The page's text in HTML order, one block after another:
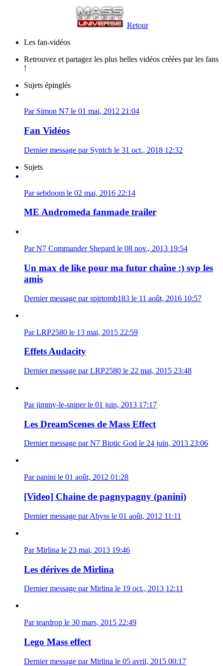
Retour
Les fan-vidéos
Retrouvez et partagez les plus belles vidéos créées par les fans
!
Sujets épinglés
Par Simon N7 le 01 mai, 2012 21:04
Fan Vidéos
Dernier message par Syntch le 31 oct., 2018 12:32
Sujets
Par sebdoom le 02 mai, 2016 22:14
ME Andromeda fanmade trailer
Par N7 Commander Shepard le 08 nov., 2013 19:54
Un max de like pour ma futur chaîne :) svp les
amis
Dernier message par spirtomb183 le 11 août, 2016 10:57
Par LRP2580 le 13 mai, 2015 22:59
Effets Audacity
Dernier message par LRP2580 le 22 mai, 2015 23:48
Par jimmy-le-sniper le 01 juin, 2013 17:17
Les DreamScenes de Mass Effect
Dernier message par N7 Biotic God le 24 juin, 2013 23:06
Par panini le 01 août, 2012 01:28
[Video] Chaine de pagnypagny (panini)
Dernier message par Abyss le 01 août, 2012 11:11
Par Mirlina le 23 mai, 2013 19:46
Les dérives de Mirlina
Dernier message par Mirlina le 19 oct., 2013 12:11
Par teardrop le 30 mars, 2015 22:49
Lego Mass effect
Dernier message par Mirlina le 05 avril, 2015 00:17